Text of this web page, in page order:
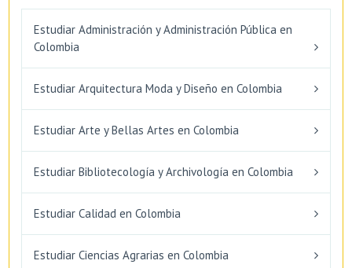
Estudiar Administración y Administración Pública en
Colombia
Estudiar Arquitectura Moda y Diseño en Colombia
Estudiar Arte y Bellas Artes en Colombia
Estudiar Bibliotecología y Archivología en Colombia
Estudiar Calidad en Colombia
Estudiar Ciencias Agrarias en Colombia